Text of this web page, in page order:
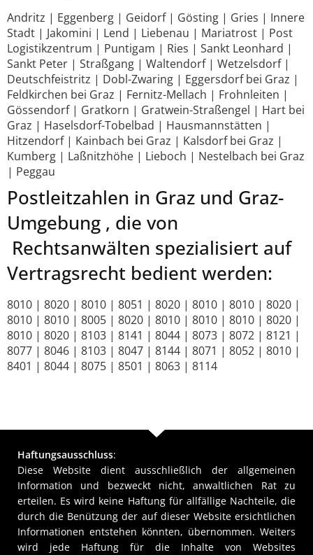
Andritz | Eggenberg | Geidorf | Gösting | Gries | Innere
Stadt | Jakomini | Lend | Liebenau | Mariatrost | Post
Logistikzentrum | Puntigam | Ries | Sankt Leonhard |
Sankt Peter | Straßgang | Waltendorf | Wetzelsdorf |
Deutschfeistritz | Dobl-Zwaring | Eggersdorf bei Graz |
Feldkirchen bei Graz | Fernitz-Mellach | Frohnleiten |
Gössendorf | Gratkorn | Gratwein-Straßengel | Hart bei
Graz | Haselsdorf-Tobelbad | Hausmannstätten |
Hitzendorf | Kainbach bei Graz | Kalsdorf bei Graz |
Kumberg | Laßnitzhöhe | Lieboch | Nestelbach bei Graz
| Peggau
Postleitzahlen in Graz und Graz-
Umgebung , die von
Rechtsanwälten spezialisiert auf
Vertragsrecht bedient werden:
8010 | 8020 | 8010 | 8051 | 8020 | 8010 | 8010 | 8020 |
8010 | 8010 | 8005 | 8020 | 8010 | 8010 | 8010 | 8020 |
8010 | 8020 | 8103 | 8141 | 8044 | 8073 | 8072 | 8121 |
8077 | 8046 | 8103 | 8047 | 8144 | 8071 | 8052 | 8010 |
8401 | 8044 | 8075 | 8501 | 8063 | 8114
Haftungsausschluss:
Diese Website dient ausschließlich der allgemeinen
Information und bezweckt nicht, anwaltlichen Rat zu
erteilen. Es wird keine Haftung für allfällige Nachteile, die
durch die Benützung der auf dieser Website ersichtlichen
Informationen entstehen könnten, übernommen. Weiters
wird jede Haftung für die Inhalte von Websites